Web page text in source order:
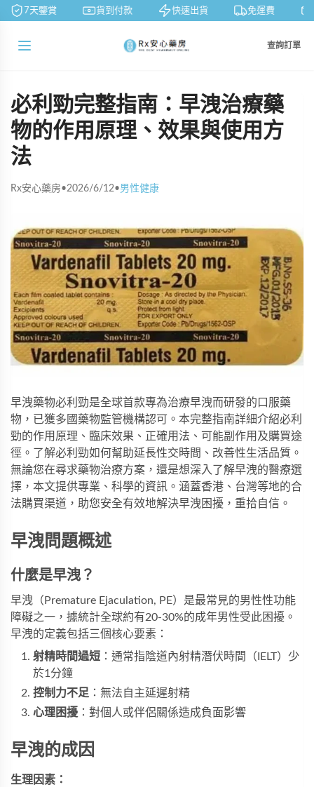
7天鑒賞 貨到付款 快速出貨 免運費
查詢訂單
必利勁完整指南：早洩治療藥
物的作用原理、效果與使用方
法
Rx安心藥房•2026/6/12•男性健康
早洩藥物必利勁是全球首款專為治療早洩而研發的口服藥
物，已獲多國藥物監管機構認可。本完整指南詳細介紹必利
勁的作用原理、臨床效果、正確用法、可能副作用及購買途
徑。了解必利勁如何幫助延長性交時間、改善性生活品質。
無論您在尋求藥物治療方案，還是想深入了解早洩的醫療選
擇，本文提供專業、科學的資訊。涵蓋香港、台灣等地的合
法購買渠道，助您安全有效地解決早洩困擾，重拾自信。
早洩問題概述
什麼是早洩？
早洩（Premature Ejaculation, PE）是最常見的男性性功能
障礙之一，據統計全球約有20-30%的成年男性受此困擾。
早洩的定義包括三個核心要素：
射精時間過短 ：通常指陰道內射精潛伏時間（IELT）少
於1分鐘
控制力不足 ：無法自主延遲射精
心理困擾 ：對個人或伴侶關係造成負面影響
早洩的成因
生理因素：